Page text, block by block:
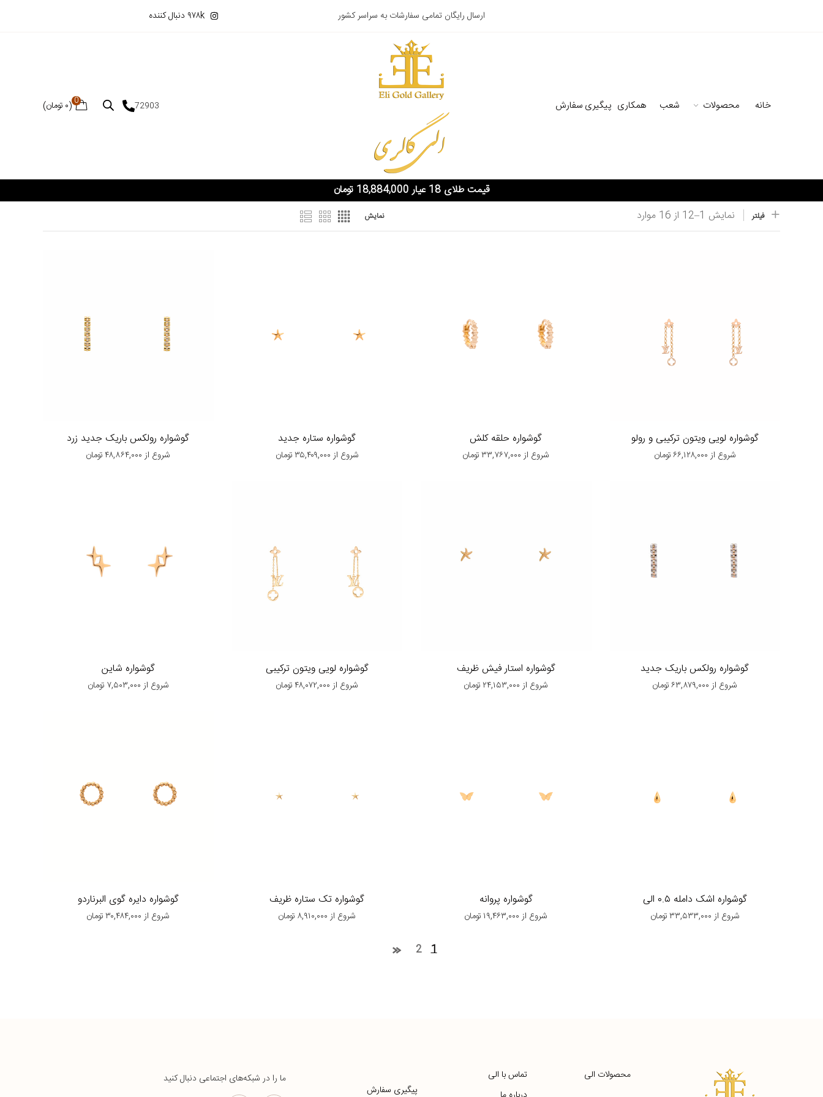
ارسال رایگان تمامی سفارشات به سراسر کشور ۹۷۸k دنبال کننده
خانه محصولات شعب همکاری پیگیری سفارش 72903
0
(۰ تومان)
قیمت طلای 18 عیار 18,884,000 تومان
فیلتر نمایش 1–
12 از 16 موارد نمایش
گوشواره لویی ویتون ترکیبی و رولو
شروع از ۶۶,۱۲۸,۰۰۰تومان
گوشواره حلقه کلش
شروع از ۳۳,۷۶۷,۰۰۰تومان
گوشواره ستاره جدید
شروع از ۳۵,۴۰۹,۰۰۰تومان
گوشواره رولکس باریک جدید زرد
شروع از ۴۸,۸۶۴,۰۰۰ تومان
گوشواره رولکس باریک جدید
شروع از ۶۳,۸۷۹,۰۰۰تومان
گوشواره استار فیش ظریف
شروع از ۲۴,۱۵۳,۰۰۰ تومان
گوشواره لویی ویتون ترکیبی
شروع از ۴۸,۰۷۲,۰۰۰ تومان
گوشواره شاین
شروع از ۷,۵۰۳,۰۰۰ تومان
گوشواره اشک دامله ۰.۵ الی
شروع از ۳۳,۵۳۳,۰۰۰تومان
گوشواره پروانه
شروع از ۱۹,۴۶۳,۰۰۰ تومان
گوشواره تک ستاره ظریف
شروع از ۸,۹۱۰,۰۰۰ تومان
گوشواره دایره گوی البرناردو
شروع از ۳۰,۴۸۴,۰۰۰تومان
1
2
محصولات الی
تماس با الی
پیگیری سفارش
ما را در شبکه‌های اجتماعی دنبال کنید